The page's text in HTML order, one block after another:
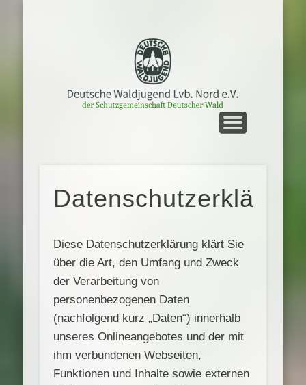
Datenschutzerklärung
Diese Datenschutzerklärung klärt Sie
über die Art, den Umfang und Zweck
der Verarbeitung von
personenbezogenen Daten
(nachfolgend kurz „Daten“) innerhalb
unseres Onlineangebotes und der mit
ihm verbundenen Webseiten,
Funktionen und Inhalte sowie externen